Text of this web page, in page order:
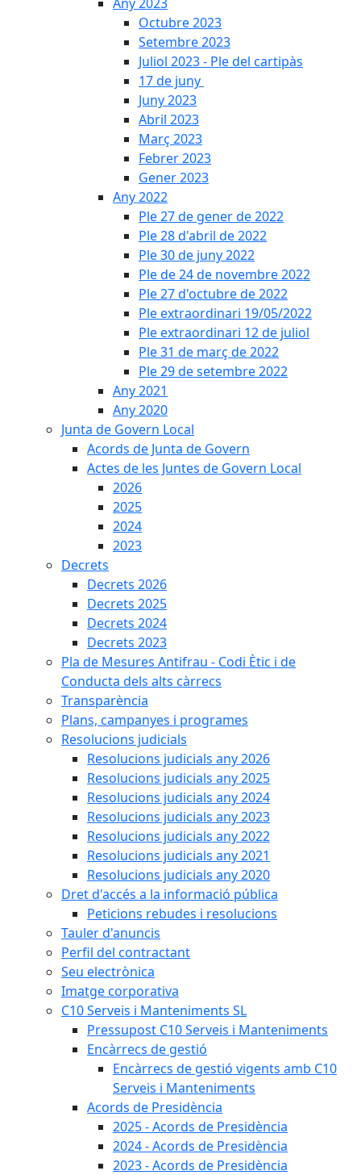
Octubre 2023
Setembre 2023
Juliol 2023 - Ple del cartipàs
17 de juny
Juny 2023
Abril 2023
Març 2023
Febrer 2023
Gener 2023
Any 2022
Ple 27 de gener de 2022
Ple 28 d'abril de 2022
Ple 30 de juny 2022
Ple de 24 de novembre 2022
Ple 27 d'octubre de 2022
Ple extraordinari 19/05/2022
Ple extraordinari 12 de juliol
Ple 31 de març de 2022
Ple 29 de setembre 2022
Any 2021
Any 2020
Junta de Govern Local
Acords de Junta de Govern
Actes de les Juntes de Govern Local
2026
2025
2024
2023
Decrets
Decrets 2026
Decrets 2025
Decrets 2024
Decrets 2023
Pla de Mesures Antifrau - Codi Ètic i de
Conducta dels alts càrrecs
Transparència
Plans, campanyes i programes
Resolucions judicials
Resolucions judicials any 2026
Resolucions judicials any 2025
Resolucions judicials any 2024
Resolucions judicials any 2023
Resolucions judicials any 2022
Resolucions judicials any 2021
Resolucions judicials any 2020
Dret d'accés a la informació pública
Peticions rebudes i resolucions
Tauler d'anuncis
Perfil del contractant
Seu electrònica
Imatge corporativa
C10 Serveis i Manteniments SL
Pressupost C10 Serveis i Manteniments
Encàrrecs de gestió
Encàrrecs de gestió vigents amb C10
Serveis i Manteniments
Acords de Presidència
2025 - Acords de Presidència
2024 - Acords de Presidència
2023 - Acords de Presidència